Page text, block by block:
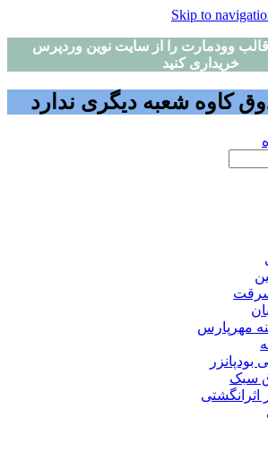
Skip to
وودمارت را از سایت نوین وردپرس
خریداری کنید
کاوه شعبه دیگری ندارد
مهرپارس
بودپانزر
سبک